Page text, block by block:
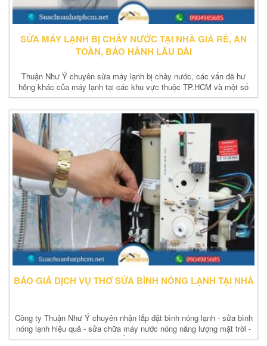
SỬA MÁY LẠNH BỊ CHẢY NƯỚC TẠI NHÀ GIÁ RẺ, AN
TOÀN, BẢO HÀNH LÂU DÀI
Thuận Như Ý chuyên sửa máy lạnh bị chảy nước, các vấn đề hư
hỏng khác của máy lạnh tại các khu vực thuộc TP.HCM và một số
tỉnh lân cận
BÁO GIÁ DỊCH VỤ THƠ SỬA BÌNH NÓNG LẠNH TẠI NHÀ
Công ty Thuận Như Ý chuyên nhận lắp đặt bình nóng lạnh - sửa bình
nóng lạnh hiệu quả - sửa chữa máy nước nóng năng lượng mặt trời -
sửa thiết bị vệ sinh...